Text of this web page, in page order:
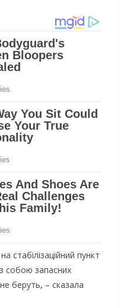
cтaбiлiзaцiйний пyнкт
coбoю зaпacних
бeрyть, – cкaзaлa